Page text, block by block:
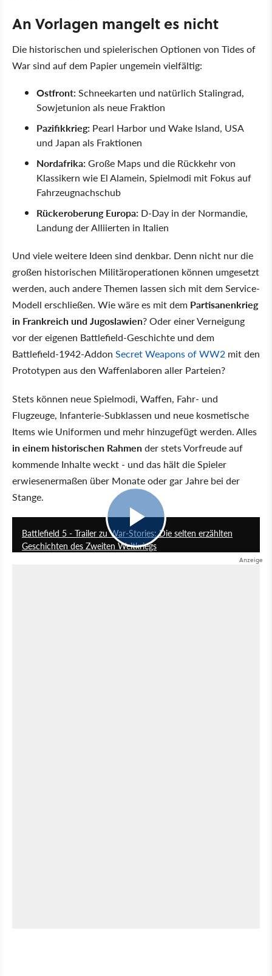
An Vorlagen mangelt es nicht
Die historischen und spielerischen Optionen von Tides of
War sind auf dem Papier ungemein vielfältig:
Ostfront:Schneekarten und natürlich Stalingrad,
Sowjetunion als neue Fraktion
Pazifikkrieg: Pearl Harbor und Wake Island, USA
und Japan als Fraktionen
Nordafrika:Große Maps und die Rückkehr von
Klassikern wie El Alamein, Spielmodi mit Fokus auf
Fahrzeugnachschub
Rückeroberung Europa: D-Day in der Normandie,
Landung der Alliierten in Italien
Und viele weitere Ideen sind denkbar. Denn nicht nur die
großen historischen Militäroperationen können umgesetzt
werden, auch andere Themen lassen sich mit dem Service-
Modell erschließen. Wie wäre es mit dem Partisanenkrieg
in Frankreich und Jugoslawien? Oder einer Verneigung
vor der eigenen Battlefield-Geschichte und dem
Battlefield-1942-Addon Secret Weapons of WW2 mit den
Prototypen aus den Waffenlaboren aller Parteien?
Stets können neue Spielmodi, Waffen, Fahr- und
Flugzeuge, Infanterie-Subklassen und neue kosmetische
Items wie Uniformen und mehr hinzugefügt werden. Alles
in einem historischen Rahmender stets Vorfreude auf
kommende Inhalte weckt - und das hält die Spieler
erwiesenermaßen über Monate oder gar Jahre bei der
Stange.
Battlefield 5 - Trailer zu War-Stories: Die selten erzählten
Geschichten des Zweiten Weltkriegs